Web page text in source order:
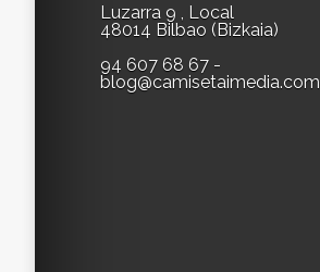
Luzarra 9 , Local
48014 Bilbao (Bizkaia)
94 607 68 67 -
blog@camisetaimedia.com